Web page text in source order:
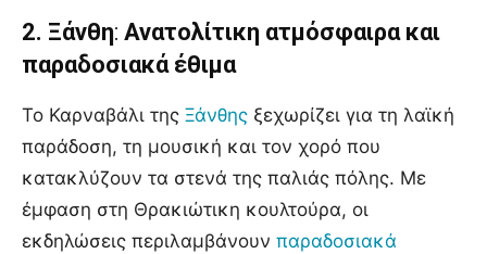
2. Ξάνθη: Ανατολίτικη ατμόσφαιρα και
παραδοσιακά έθιμα
Το Καρναβάλι της Ξάνθης ξεχωρίζει για τη λαϊκή
παράδοση, τη μουσική και τον χορό που
κατακλύζουν τα στενά της παλιάς πόλης. Με
έμφαση στη Θρακιώτικη κουλτούρα, οι
εκδηλώσεις περιλαμβάνουν παραδοσιακά